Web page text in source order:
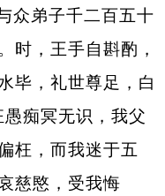
众弟子千二百五十
时，王手自斟酌，
毕，礼世尊足，白
痴冥无识，我父
枉，而我迷于五
慈愍，受我悔